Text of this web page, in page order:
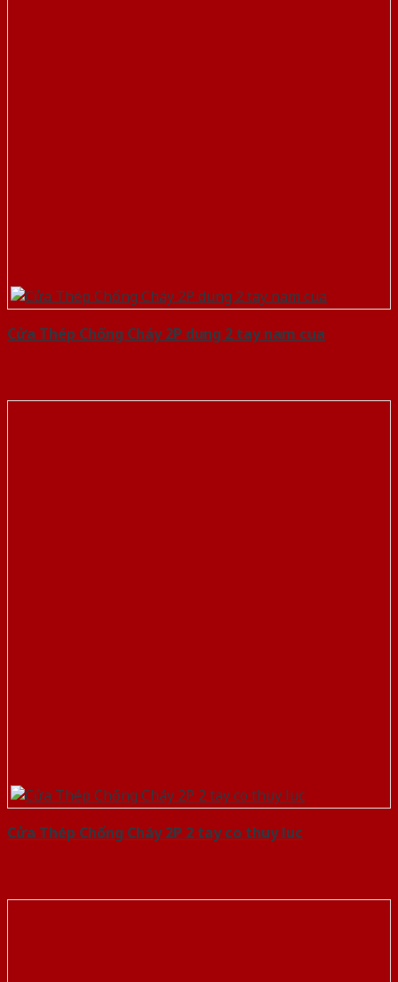
Cửa Thép Chống Cháy 2P dung 2 tay nam cua
Cửa Thép Chống Cháy 2P 2 tay co thuy luc